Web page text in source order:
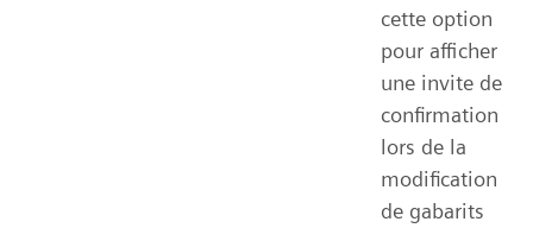
cette option
pour afficher
une invite de
confirmation
lors de la
modification
de gabarits